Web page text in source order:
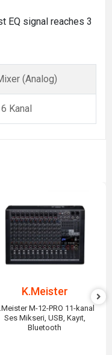
EQ signal reaches 3
(Analog)
Kanal
K.Meister
M-12-PRO 11-kanal
Ses Mikseri, USB, Kayıt,
Bluetooth